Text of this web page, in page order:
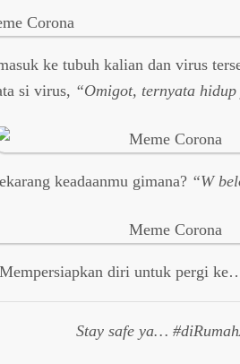
ke tubuh kalian dan virus
si virus, “Omigot, ternyata
keadaanmu gimana? “W
Mempersiapkan diri untuk pergi
Stay safe ya…